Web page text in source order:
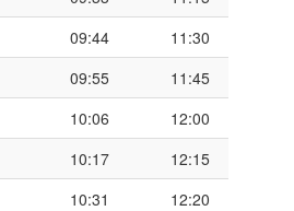
09:44
11:30
09:55
11:45
10:06
12:00
10:17
12:15
10:31
12:20